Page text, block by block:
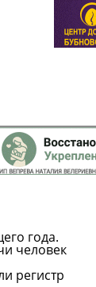
года.
человек
регистр